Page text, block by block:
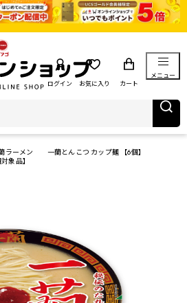
ログイン お気に入り カート
メニュー
ラーメン
一蘭とんこつ カップ麺 【6個】
象品】